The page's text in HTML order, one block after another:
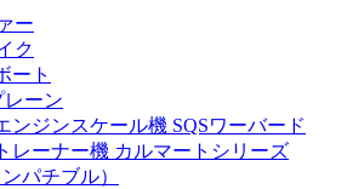
ー
ク
ート
レーン
ンジンスケール機 SQSワーバード
レーナー機 カルマートシリーズ
ンパチブル）